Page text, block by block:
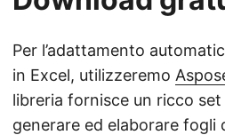
Per l’adattamento
in Excel, utilizzeremo
libreria fornisce un ricco
generare ed elaborare fogli